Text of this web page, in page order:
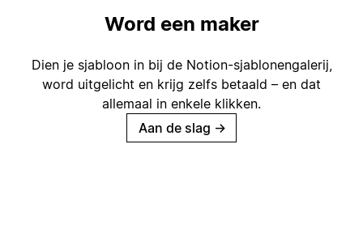
Word een maker
Dien je sjabloon in bij de Notion-sjablonengalerij,
word uitgelicht en krijg zelfs betaald – en dat
allemaal in enkele klikken.
Aan de slag →